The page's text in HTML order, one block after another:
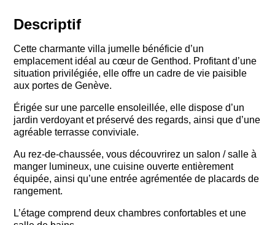
Descriptif
Cette charmante villa jumelle bénéficie d’un
emplacement idéal au cœur de Genthod. Profitant d’une
situation privilégiée, elle offre un cadre de vie paisible
aux portes de Genève.
Érigée sur une parcelle ensoleillée, elle dispose d’un
jardin verdoyant et préservé des regards, ainsi que d’une
agréable terrasse conviviale.
Au rez-de-chaussée, vous découvrirez un salon / salle à
manger lumineux, une cuisine ouverte entièrement
équipée, ainsi qu’une entrée agrémentée de placards de
rangement.
L’étage comprend deux chambres confortables et une